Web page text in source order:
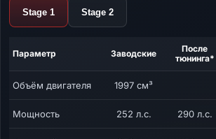
Stage 1 Stage 2
Параметр Заводские
После
тюнинга*
Объём двигателя 1997 см³
Мощность 252 л.с. 290 л.с.